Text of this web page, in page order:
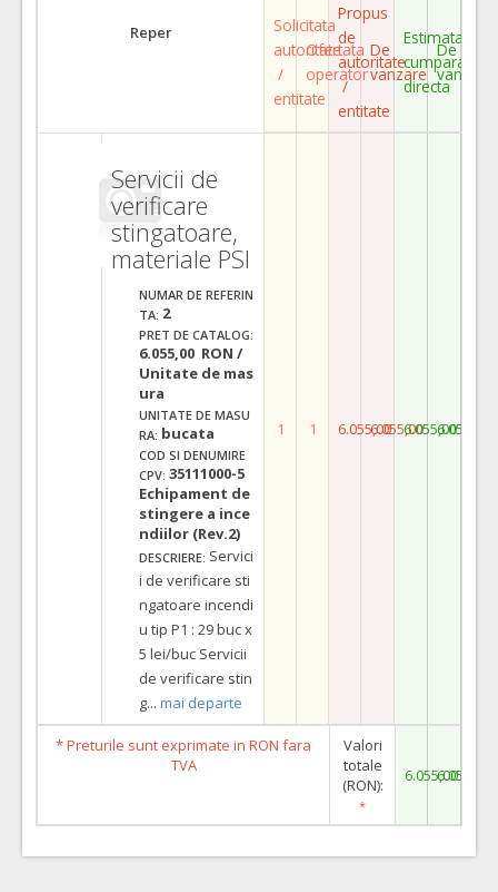
Reper
Solicitata
autoritate
/
entitate
Ofertata
operator
Propus
de
autoritate
/
entitate
De
vanzare
Estimata
cumparare
directa
De
vanzare
Servicii de
verificare
stingatoare,
materiale PSI
NUMAR DE REFERIN
TA: 2
PRET DE CATALOG:
6.055,00 RON /
Unitate de mas
ura
UNITATE DE MASU
RA: bucata
COD SI DENUMIRE
CPV: 35111000-5
Echipament de
stingere a ince
ndiilor (Rev.2)
DESCRIERE: Servici
i de verificare sti
ngatoare incendi
u tip P1 : 29 buc x
5 lei/buc Servicii
de verificare stin
g... mai departe
1 1 6.055,006.055,006.055,006.055,00
* Preturile sunt exprimate in RON fara
TVA
Valori
totale
(RON):
*
6.055,006.055,00